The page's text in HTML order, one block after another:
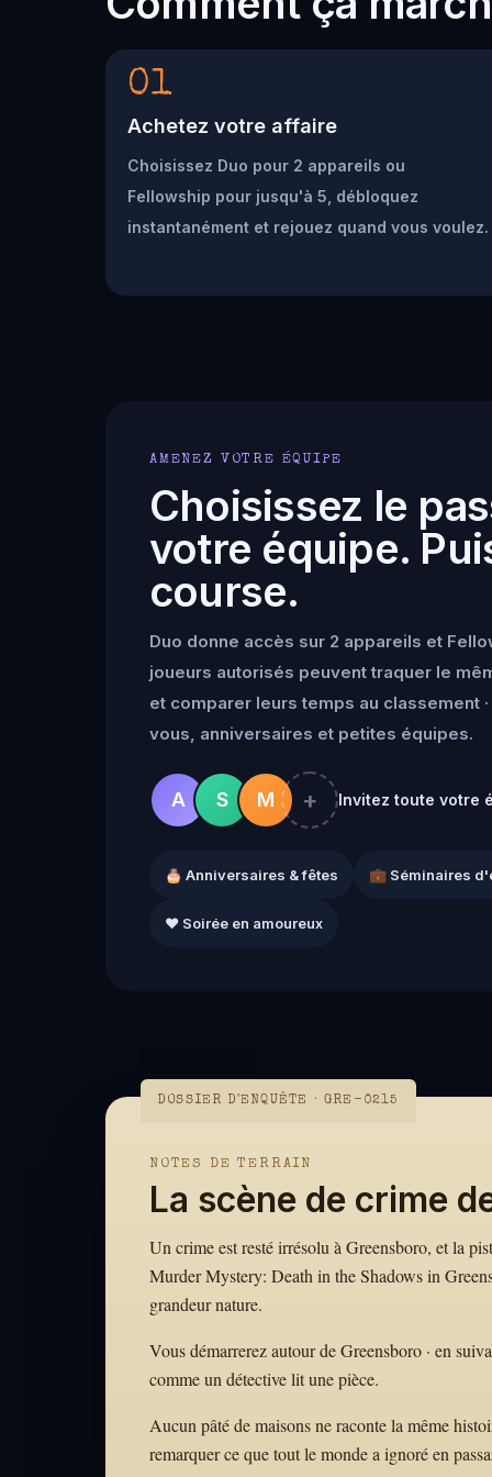
01
Achetez votre affaire
Choisissez Duo pour 2 appareils ou
Fellowship pour jusqu'à 5, débloquez
instantanément et rejouez quand vous voulez.
AMENEZ VOTRE ÉQUIPE
Choisissez le
votre équipe.
course.
Duo donne accès sur 2 appareils et
joueurs autorisés peuvent traquer le
et comparer leurs temps au classement
vous, anniversaires et petites équipes.
A S M + Invitez toute votre
🎂 Anniversaires & fêtes 💼 Séminaires
❤️ Soirée en amoureux
DOSSIER D'ENQUÊTE · GRE-0215
NOTES DE TERRAIN
La scène de crime
Un crime est resté irrésolu à Greensboro, et la
Murder Mystery: Death in the Shadows in
grandeur nature.
Vous démarrerez autour de Greensboro · en
comme un détective lit une pièce.
Aucun pâté de maisons ne raconte la même
remarquer ce que tout le monde a ignoré en